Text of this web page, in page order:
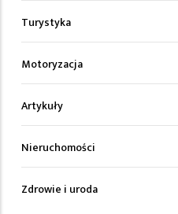
Turystyka
Motoryzacja
Artykuły
Nieruchomości
Zdrowie i uroda